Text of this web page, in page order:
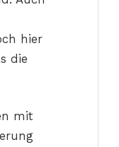
hier
die
mit